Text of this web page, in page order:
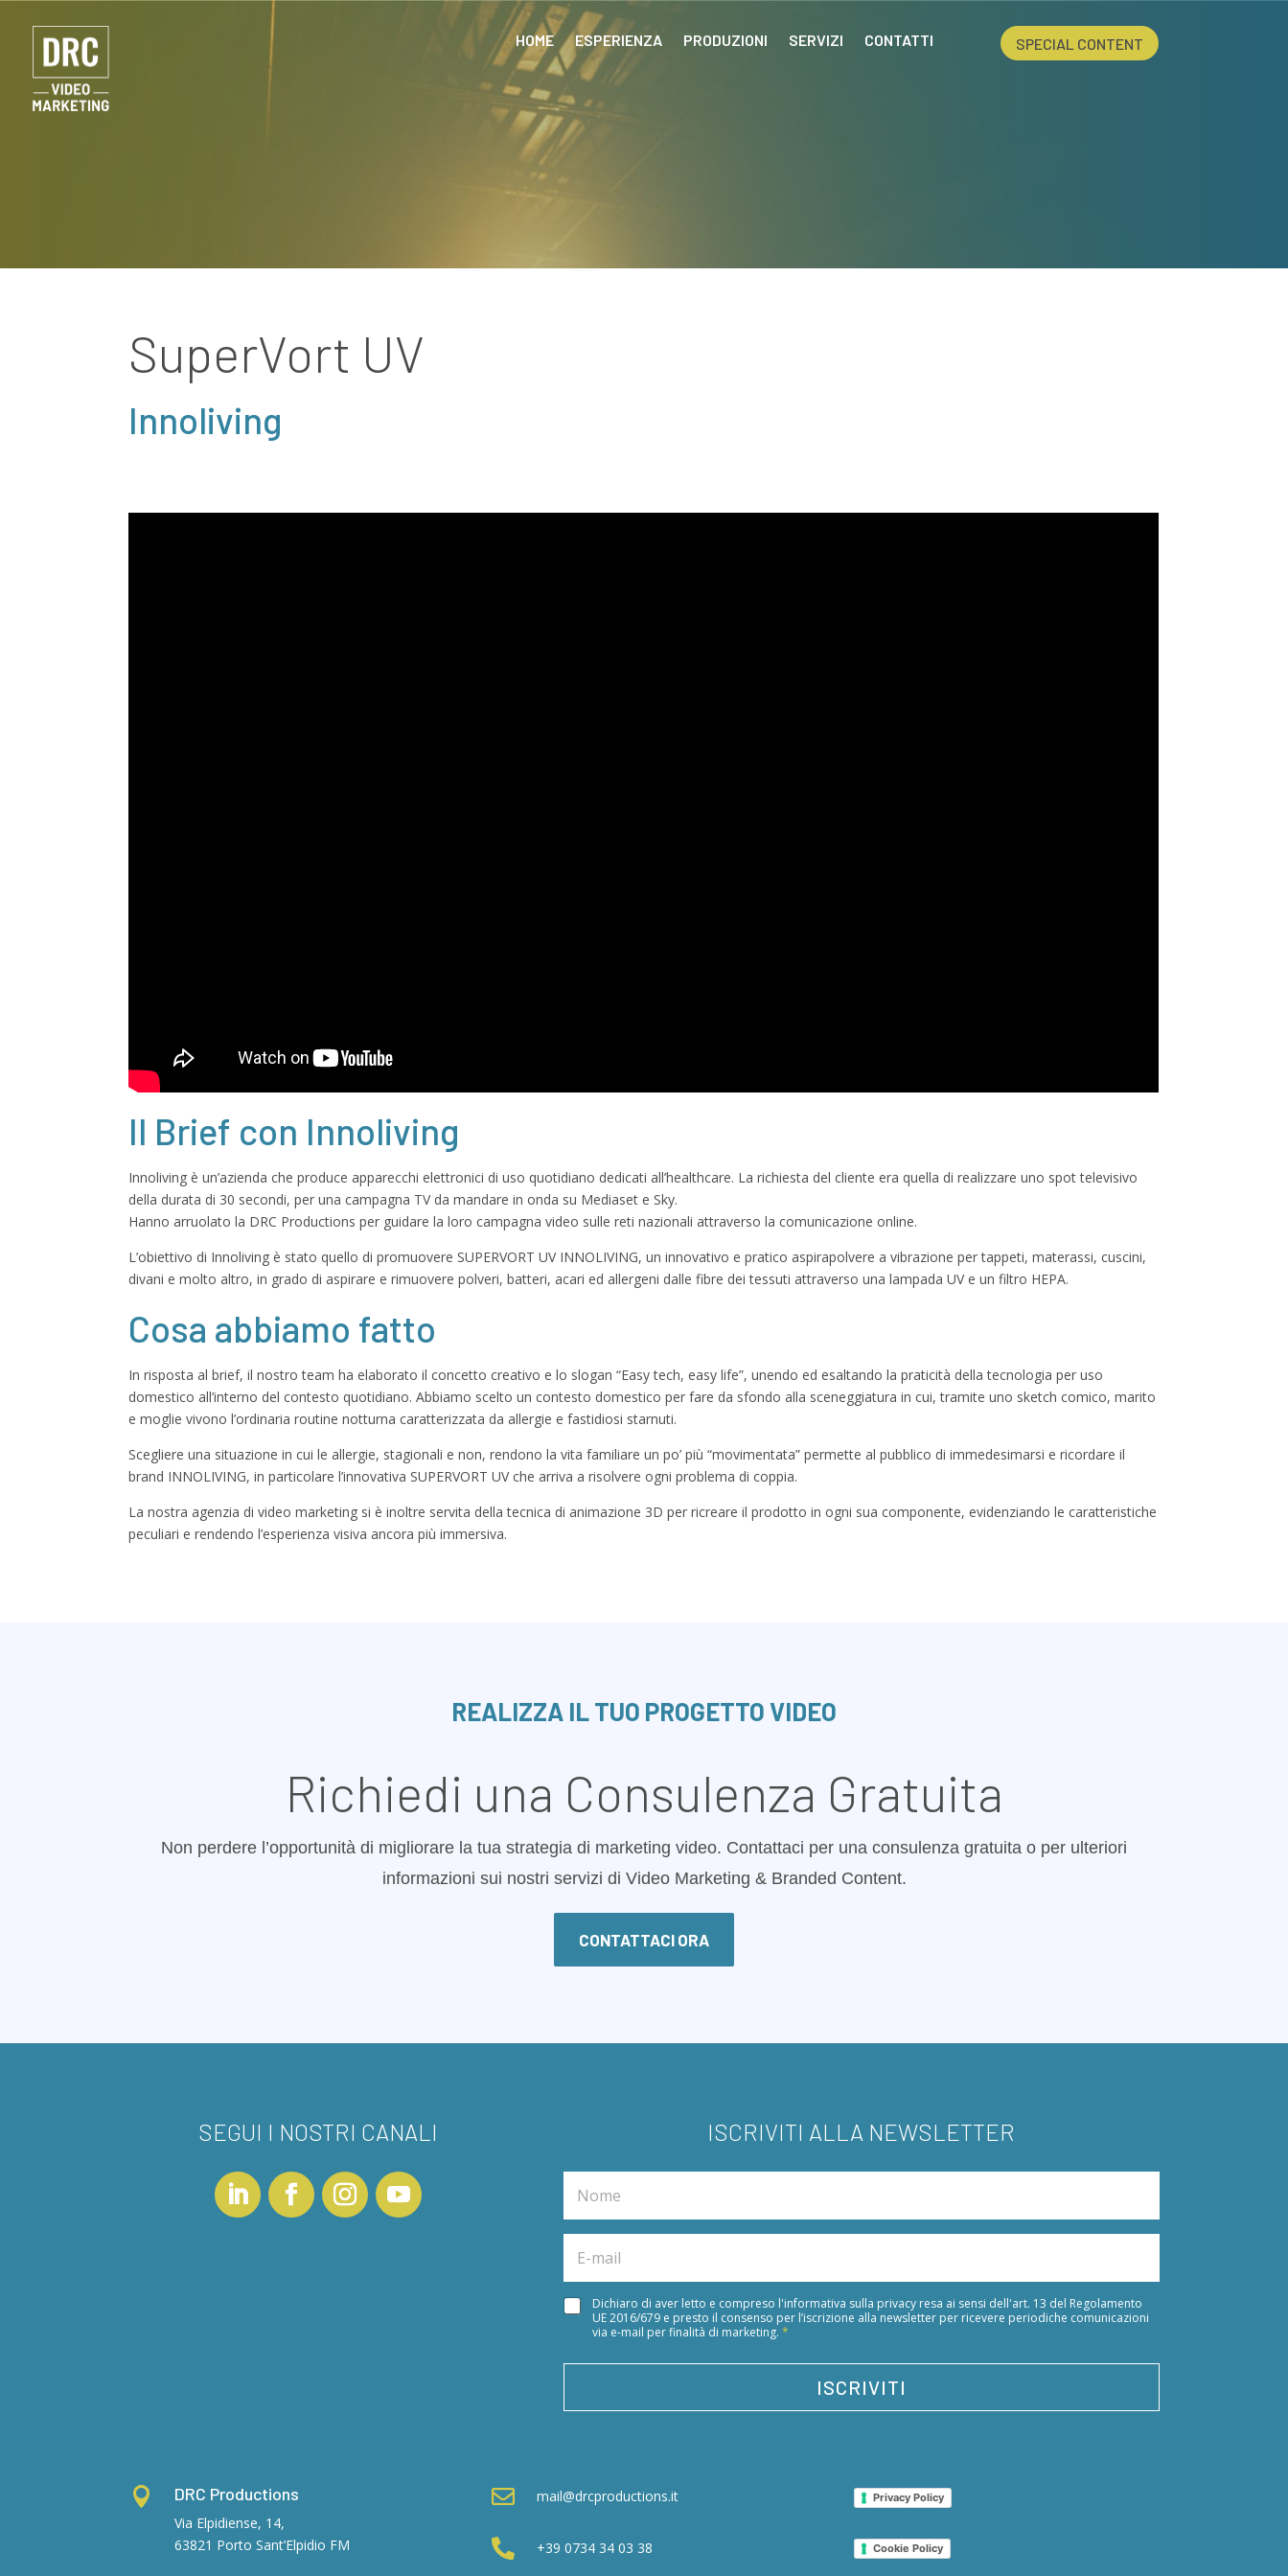
HOME ESPERIENZA PRODUZIONI SERVIZI CONTATTI SPECIAL CONTENT
SuperVort UV
Innoliving
Il Brief con Innoliving
Innoliving è un’azienda che produce apparecchi elettronici di uso quotidiano dedicati all’healthcare. La richiesta del cliente era quella di realizzare uno spot televisivo
della durata di 30 secondi, per una campagna TV da mandare in onda su Mediaset e Sky.
Hanno arruolato la DRC Productions per guidare la loro campagna video sulle reti nazionali attraverso la comunicazione online.
L’obiettivo di Innoliving è stato quello di promuovere SUPERVORT UV INNOLIVING, un innovativo e pratico aspirapolvere a vibrazione per tappeti, materassi, cuscini,
divani e molto altro, in grado di aspirare e rimuovere polveri, batteri, acari ed allergeni dalle fibre dei tessuti attraverso una lampada UV e un filtro HEPA.
Cosa abbiamo fatto
In risposta al brief, il nostro team ha elaborato il concetto creativo e lo slogan “Easy tech, easy life”, unendo ed esaltando la praticità della tecnologia per uso
domestico all’interno del contesto quotidiano. Abbiamo scelto un contesto domestico per fare da sfondo alla sceneggiatura in cui, tramite uno sketch comico, marito
e moglie vivono l’ordinaria routine notturna caratterizzata da allergie e fastidiosi starnuti.
Scegliere una situazione in cui le allergie, stagionali e non, rendono la vita familiare un po’ più “movimentata” permette al pubblico di immedesimarsi e ricordare il
brand INNOLIVING, in particolare l’innovativa SUPERVORT UV che arriva a risolvere ogni problema di coppia.
La nostra agenzia di video marketing si è inoltre servita della tecnica di animazione 3D per ricreare il prodotto in ogni sua componente, evidenziando le caratteristiche
peculiari e rendendo l’esperienza visiva ancora più immersiva.
REALIZZA IL TUO PROGETTO VIDEO
Richiedi una Consulenza Gratuita
Non perdere l’opportunità di migliorare la tua strategia di marketing video. Contattaci per una consulenza gratuita o per ulteriori
informazioni sui nostri servizi di Video Marketing & Branded Content.
CONTATTACI ORA
SEGUI I NOSTRI CANALI ISCRIVITI ALLA NEWSLETTER
m
e
a
i
l
A
a
e
a
r
Dichiaro di aver letto e compreso l'informativa sulla privacy resa ai sensi dell'art. 13 del Regolamento
UE 2016/679 e presto il consenso per l’iscrizione alla newsletter per ricevere periodiche comunicazioni
via e-mail per finalità di marketing.*
ISCRIVITI
 DRC Productions
Via Elpidiense, 14,
63821 Porto Sant’Elpidio FM
 mail@drcproductions.it
 +39 0734 34 03 38
Privacy Policy
Cookie Policy